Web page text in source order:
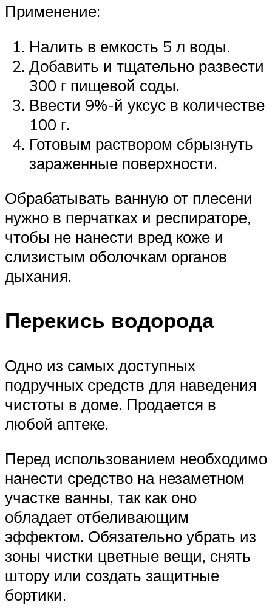
Применение:
Налить в емкость 5 л воды.
Добавить и тщательно развести
300 г пищевой соды.
Ввести 9%-й уксус в количестве
100 г.
Готовым раствором сбрызнуть
зараженные поверхности.
Обрабатывать ванную от плесени
нужно в перчатках и респираторе,
чтобы не нанести вред коже и
слизистым оболочкам органов
дыхания.
Перекись водорода
Одно из самых доступных
подручных средств для наведения
чистоты в доме. Продается в
любой аптеке.
Перед использованием необходимо
нанести средство на незаметном
участке ванны, так как оно
обладает отбеливающим
эффектом. Обязательно убрать из
зоны чистки цветные вещи, снять
штору или создать защитные
бортики.